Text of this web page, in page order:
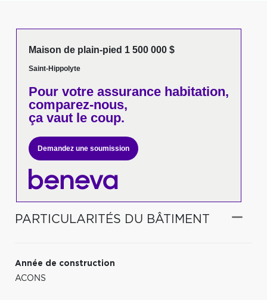
Maison de plain-pied 1 500 000 $
Saint-Hippolyte
Pour votreassurance habitation,
comparez-nous,
ça vaut le coup.
Demandez une soumission
PARTICULARITÉS DU BÂTIMENT
Année de construction
ACONS